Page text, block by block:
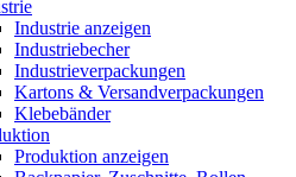
Industrie anzeigen
Industriebecher
Industrieverpackungen
Kartons & Versandverpackungen
Klebebänder
Produktion anzeigen